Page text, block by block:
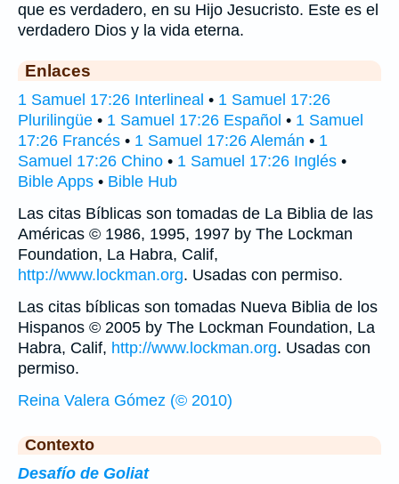
que es verdadero, en su Hijo Jesucristo. Este es el
verdadero Dios y la vida eterna.
Enlaces
1 Samuel 17:26 Interlineal • 1 Samuel 17:26
Plurilingüe • 1 Samuel 17:26 Español • 1 Samuel
17:26 Francés • 1 Samuel 17:26 Alemán • 1
Samuel 17:26 Chino • 1 Samuel 17:26 Inglés •
Bible Apps • Bible Hub
Las citas Bíblicas son tomadas de La Biblia de las
Américas © 1986, 1995, 1997 by The Lockman
Foundation, La Habra, Calif,
http://www.lockman.org. Usadas con permiso.
Las citas bíblicas son tomadas Nueva Biblia de los
Hispanos © 2005 by The Lockman Foundation, La
Habra, Calif, http://www.lockman.org. Usadas con
permiso.
Reina Valera Gómez (© 2010)
Contexto
Desafío de Goliat